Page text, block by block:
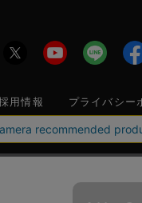
用情報
プライバシー
法律に基づく表示
フ
号 株式会社フジヤカメラ
安委員会 第